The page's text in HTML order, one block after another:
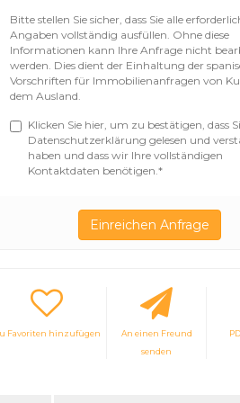
Bitte stellen Sie sicher, dass Sie alle
Angaben vollständig ausfüllen. Ohne diese
Informationen kann Ihre Anfrage nicht
werden. Dies dient der Einhaltung der
Vorschriften für Immobilienanfragen von
dem Ausland.
Klicken Sie hier, um zu bestätigen, dass
Datenschutzerklärung gelesen und
haben und dass wir Ihre vollständigen
Kontaktdaten benötigen.*
Favoriten hinzufügen
An einen Freund
senden